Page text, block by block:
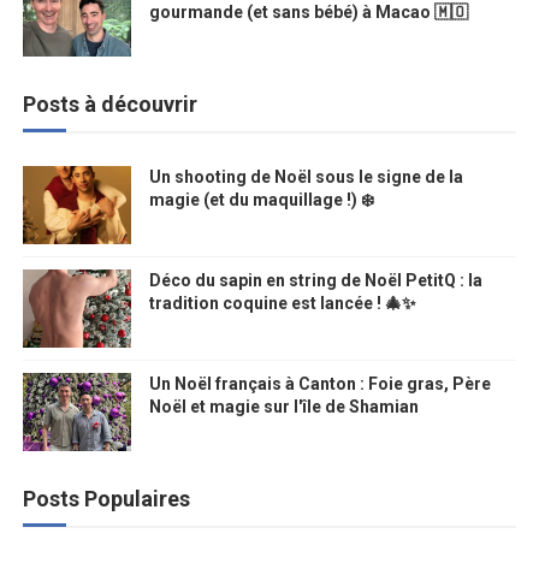
gourmande (et sans bébé) à Macao 🇲🇴
Posts à découvrir
Un shooting de Noël sous le signe de la
magie (et du maquillage !) ❄️
Déco du sapin en string de Noël PetitQ : la
tradition coquine est lancée ! 🎄✨
Un Noël français à Canton : Foie gras, Père
Noël et magie sur l'île de Shamian
Posts Populaires